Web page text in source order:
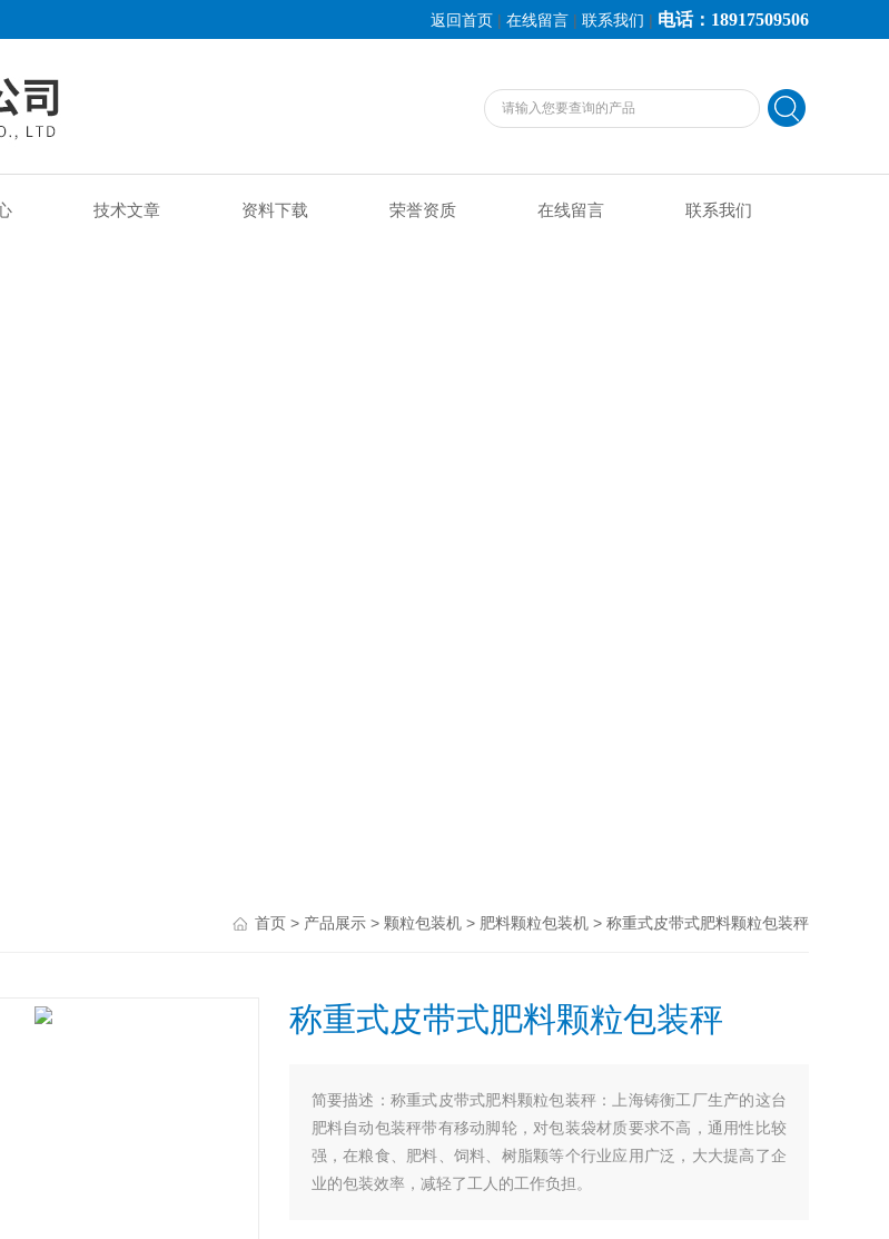
返回首页 | 在线留言 | 联系我们 | 电话：18917509506
技术文章 资料下载 荣誉资质 在线留言 联系我们
首页 > 产品展示 > 颗粒包装机 > 肥料颗粒包装机 > 称重式皮带式肥料颗粒包装秤
称重式皮带式肥料颗粒包装秤
简要描述： 称重式皮带式肥料颗粒包装秤：上海铸衡工厂生产的这台
肥料自动包装秤带有移动脚轮，对包装袋材质要求不高，通用性比较
强，在粮食、肥料、饲料、树脂颗等个行业应用广泛，大大提高了企
业的包装效率，减轻了工人的工作负担。